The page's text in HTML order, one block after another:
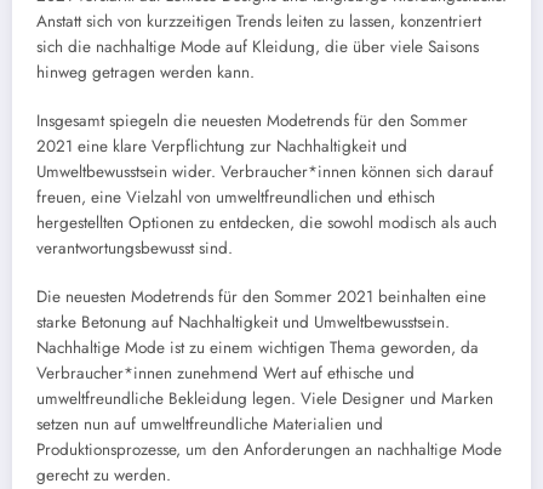
Anstatt sich von kurzzeitigen Trends leiten zu lassen, konzentriert
sich die nachhaltige Mode auf Kleidung, die über viele Saisons
hinweg getragen werden kann.
Insgesamt spiegeln die neuesten Modetrends für den Sommer
2021 eine klare Verpflichtung zur Nachhaltigkeit und
Umweltbewusstsein wider. Verbraucher*innen können sich darauf
freuen, eine Vielzahl von umweltfreundlichen und ethisch
hergestellten Optionen zu entdecken, die sowohl modisch als auch
verantwortungsbewusst sind.
Die neuesten Modetrends für den Sommer 2021 beinhalten eine
starke Betonung auf Nachhaltigkeit und Umweltbewusstsein.
Nachhaltige Mode ist zu einem wichtigen Thema geworden, da
Verbraucher*innen zunehmend Wert auf ethische und
umweltfreundliche Bekleidung legen. Viele Designer und Marken
setzen nun auf umweltfreundliche Materialien und
Produktionsprozesse, um den Anforderungen an nachhaltige Mode
gerecht zu werden.